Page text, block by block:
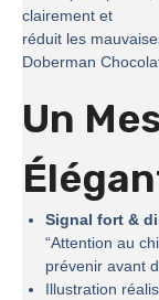
clairement et
réduit les
Doberman
Un
Signal fort &
“Attention au
prévenir avant
Illustration